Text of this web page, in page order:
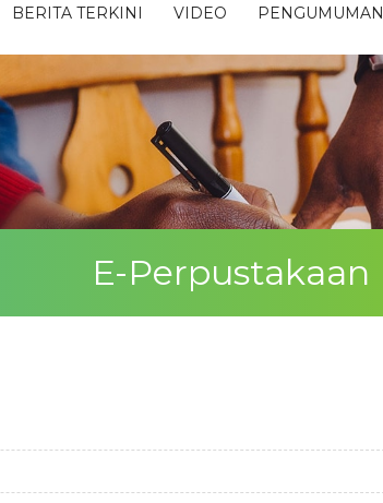
BERITA TERKINI VIDEO PENGUMUMAN
E-Perpustakaan